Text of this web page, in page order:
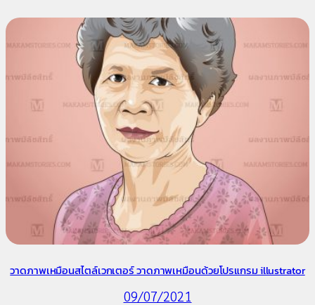
วาดภาพเหมือนสไตล์เวกเตอร์ วาดภาพเหมือนด้วยโปรแกรม illustrator
09/07/2021